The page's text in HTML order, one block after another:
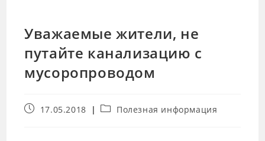
Уважаемые жители, не
путайте канализацию с
мусоропроводом
17.05.2018 Полезная информация